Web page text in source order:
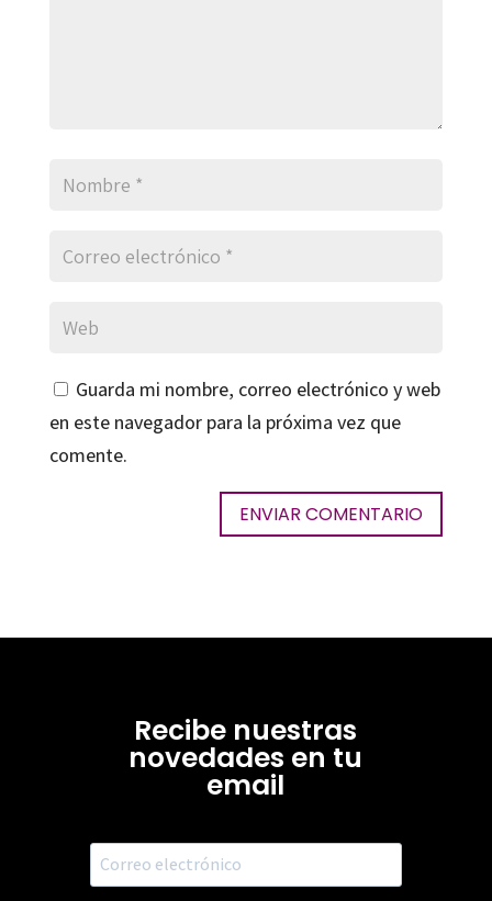
Guarda mi nombre, correo electrónico y web
en este navegador para la próxima vez que
comente.
Recibe nuestras
novedades en tu
email